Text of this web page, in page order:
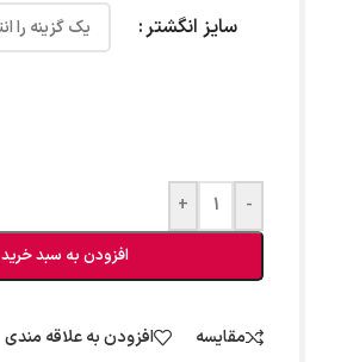
سایز انگشتر
-
+
افزودن به سبد خرید
مقایسه افزودن به علاقه مندی